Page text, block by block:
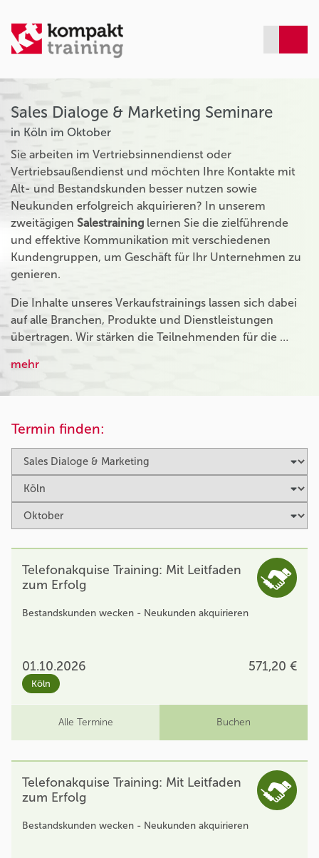
Sales Dialoge & Marketing Seminare
in Köln im Oktober
Sie arbeiten im Vertriebsinnendienst oder
Vertriebsaußendienst und möchten Ihre Kontakte mit
Alt- und Bestandskunden besser nutzen sowie
Neukunden erfolgreich akquirieren? In unserem
zweitägigen Salestraining lernen Sie die zielführende
und effektive Kommunikation mit verschiedenen
Kundengruppen, um Geschäft für Ihr Unternehmen zu
genieren.
Die Inhalte unseres Verkaufstrainings lassen sich dabei
auf alle Branchen, Produkte und Dienstleistungen
übertragen. Wir stärken die Teilnehmenden für die …
mehr
Termin finden:
Telefonakquise Training: Mit Leitfaden
zum Erfolg
Bestandskunden wecken - Neukunden akquirieren
01.10.2026 571,20 €
Köln
Alle Termine Buchen
Telefonakquise Training: Mit Leitfaden
zum Erfolg
Bestandskunden wecken - Neukunden akquirieren